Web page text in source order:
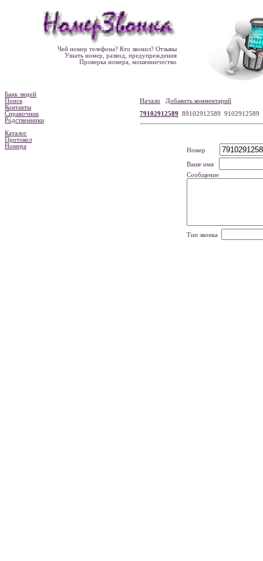
Чей номер телефона? Кто звонил? Отзывы
Узнать номер, развод, предупреждения
Проверка номера, мошенничество
Банк людей
Поиск
Контакты
Справочник
Родственники
Каталог
Протокол
Номера
Начало
Добавить комментарий
79102912589 89102912589 9102912589
Номер
Ваше имя
Сообщение
Тип звонка